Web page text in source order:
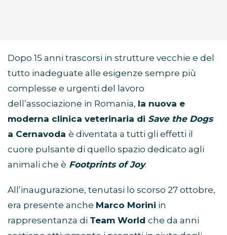
Dopo 15 anni trascorsi in strutture vecchie e del
tutto inadeguate alle esigenze sempre più
complesse e urgenti del lavoro
dell’associazione in Romania, la nuova e
moderna clinica veterinaria di Save the Dogs
a Cernavoda è diventata a tutti gli effetti il
cuore pulsante di quello spazio dedicato agli
animali che è Footprints of Joy.
All’inaugurazione, tenutasi lo scorso 27 ottobre,
era presente anche Marco Morini in
rappresentanza di Team World che da anni